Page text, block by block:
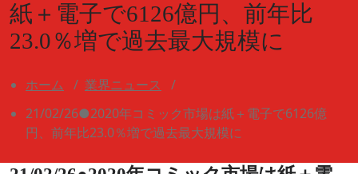
紙＋電子で6126億円、前年比
23.0％増で過去最大規模に
ホーム / 業界ニュース /
21/02/26●2020年コミック市場は紙＋電子で6126億
円、前年比23.0％増で過去最大規模に